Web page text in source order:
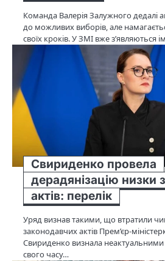
Команда Валерія Залужного дедалі
до можливих виборів, але
своїх кроків. У ЗМІ вже з’являються
Свириденко провела
дерадянізацію низки
актів: перелік
Уряд визнав такими, що втратили
законодавчих актів Прем’єр-
Свириденко визнала неактуальними
свого часу…